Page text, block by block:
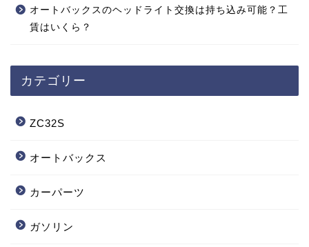
オートバックスのヘッドライト交換は持ち込み可能？工
賃はいくら？
カテゴリー
ZC32S
オートバックス
カーパーツ
ガソリン